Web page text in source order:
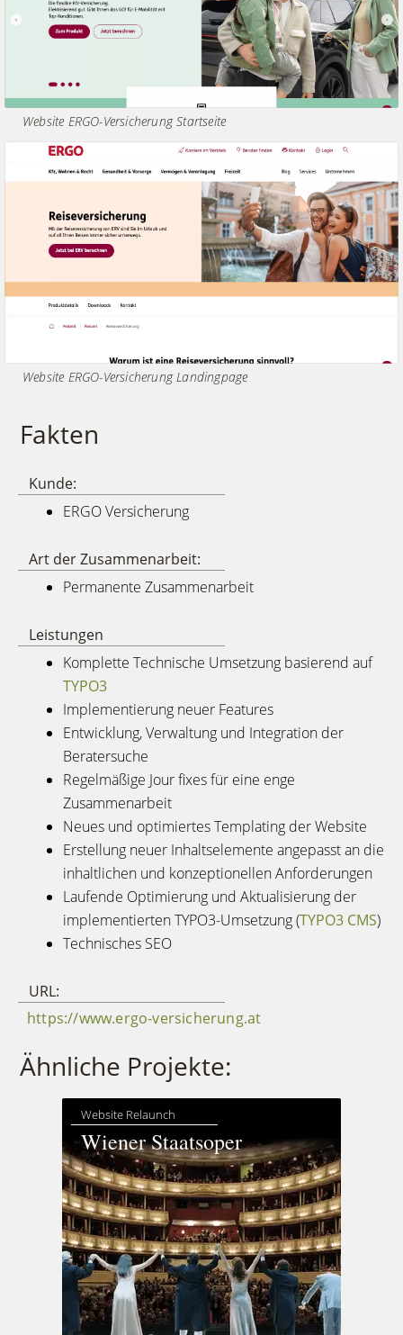
Website ERGO-Versicherung Startseite
Website ERGO-Versicherung Landingpage
Fakten
Kunde:
ERGO Versicherung
Art der Zusammenarbeit:
Permanente Zusammenarbeit
Leistungen
Komplette Technische Umsetzung basierend auf
TYPO3
Implementierung neuer Features
Entwicklung, Verwaltung und Integration der
Beratersuche
Regelmäßige Jour fixes für eine enge
Zusammenarbeit
Neues und optimiertes Templating der Website
Erstellung neuer Inhaltselemente angepasst an die
inhaltlichen und konzeptionellen Anforderungen
Laufende Optimierung und Aktualisierung der
implementierten TYPO3-Umsetzung (TYPO3 CMS)
Technisches SEO
URL:
https://www.ergo-versicherung.at
Ähnliche Projekte:
Wiener Staatsoper
Website Relaunch